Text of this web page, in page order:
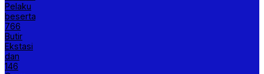
Pelaku
beserta
766
Butir
Ekstasi
dan
146